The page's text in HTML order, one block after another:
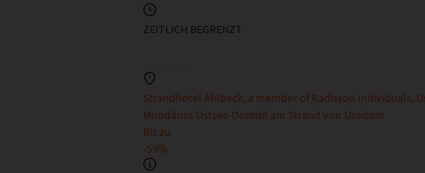
ZEITLICH BEGRENZT
Strandhotel Ahlbeck, a member of Radisson Individuals,
Mondänes Ostsee-Domizil am Strand von Usedom
Bis zu
-53%